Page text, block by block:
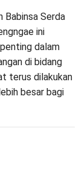
Babinsa Serda
ini
dalam
di bidang
terus dilakukan
besar bagi